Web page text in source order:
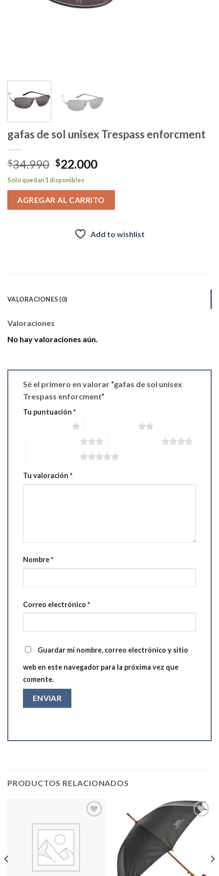
gafas de sol unisex Trespass enforcment
$34.990 El
precio
original
era:
$34.990.
$22.000El
actual
es:
$22.000.
Solo quedan 1 disponibles
AGREGAR AL CARRITO
Add to wishlist
VALORACIONES (0)
Valoraciones
No hay valoraciones aún.
Sé el primero en valorar “gafas de sol unisex
Trespass enforcment”
Tu puntuación *
Tu valoración *
Nombre*
Correo electrónico *
Guardar mi nombre, correo electrónico y sitio
web en este navegador para la próxima vez que
comente.
PRODUCTOS RELACIONADOS